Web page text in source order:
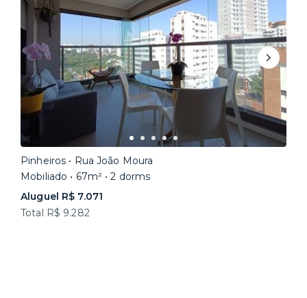
Pinheiros • Rua João Moura
Mobiliado • 67m² • 2 dorms
Aluguel R$ 7.071
Total R$ 9.282